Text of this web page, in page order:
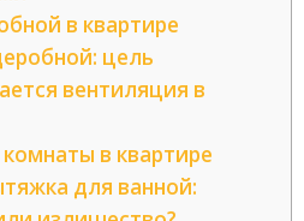
в квартире
цель
вентиляция в
в квартире
для ванной: